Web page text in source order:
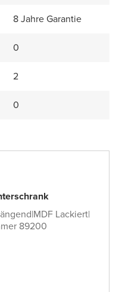
8 Jahre Garantie
0
2
0
|MDF Lackiert|
89200